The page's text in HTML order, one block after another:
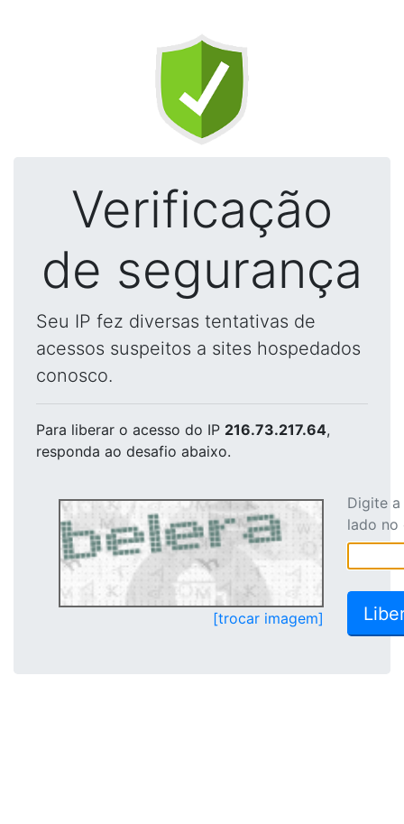
Verificação
de segurança
Seu IP fez diversas tentativas de
acessos suspeitos a sites hospedados
conosco.
Para liberar o acesso do IP 216.73.217.64,
responda ao desafio abaixo.
[trocar imagem]
Digite
lado no